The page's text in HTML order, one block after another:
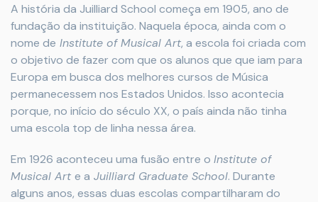
A história da Juilliard School começa em 1905, ano de
fundação da instituição. Naquela época, ainda com o
nome de Institute of Musical Art, a escola foi criada com
o objetivo de fazer com que os alunos que que iam para
Europa em busca dos melhores cursos de Música
permanecessem nos Estados Unidos. Isso acontecia
porque, no início do século XX, o país ainda não tinha
uma escola top de linha nessa área.
Em 1926 aconteceu uma fusão entre o Institute of
Musical Art e a Juilliard Graduate School. Durante
alguns anos, essas duas escolas compartilharam do